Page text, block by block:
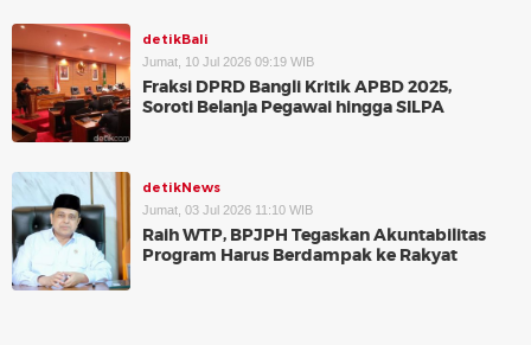
detikBali
Jumat, 10 Jul 2026 09:19 WIB
Fraksi DPRD Bangli Kritik APBD 2025,
Soroti Belanja Pegawai hingga SILPA
detikNews
Jumat, 03 Jul 2026 11:10 WIB
Raih WTP, BPJPH Tegaskan Akuntabilitas
Program Harus Berdampak ke Rakyat